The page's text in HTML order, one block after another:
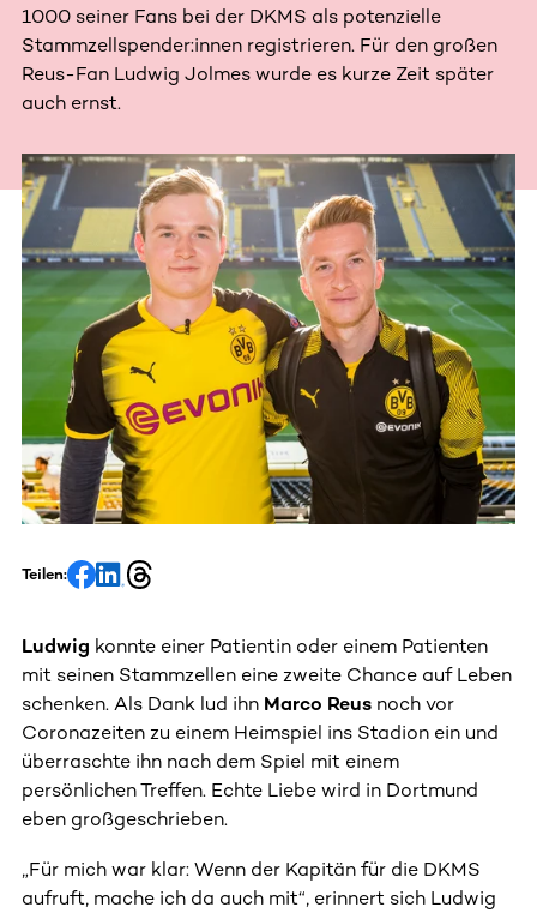
1000 seiner Fans bei der DKMS als potenzielle
Stammzellspender:innen registrieren. Für den großen
Reus-Fan Ludwig Jolmes wurde es kurze Zeit später
auch ernst.
Teilen:
Ludwig konnte einer Patientin oder einem Patienten
mit seinen Stammzellen eine zweite Chance auf Leben
schenken. Als Dank lud ihn Marco Reus noch vor
Coronazeiten zu einem Heimspiel ins Stadion ein und
überraschte ihn nach dem Spiel mit einem
persönlichen Treffen. Echte Liebe wird in Dortmund
eben großgeschrieben.
„Für mich war klar: Wenn der Kapitän für die DKMS
aufruft, mache ich da auch mit“, erinnert sich Ludwig